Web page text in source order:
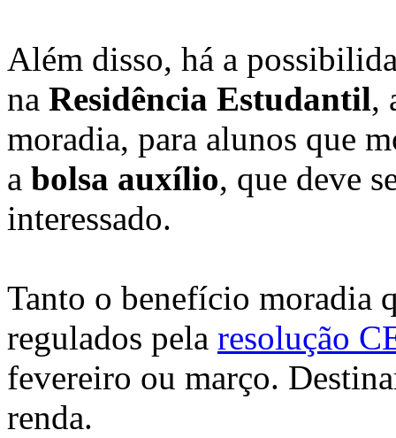
Além disso, há a
na Residência Estudantil,
moradia, para alunos que
a bolsa auxílio, que deve
interessado.
Tanto o benefício moradia
regulados pela resolução
fevereiro ou março.
renda.